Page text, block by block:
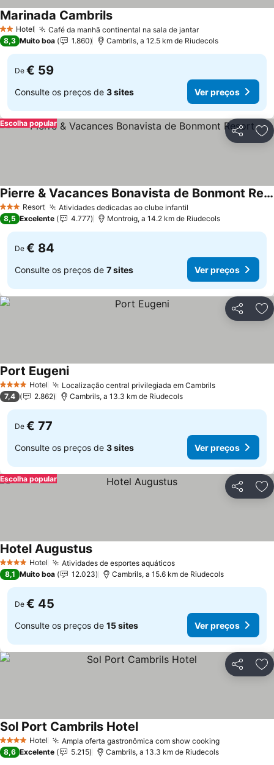
2 Estrelas
Hotel Café da manhã continental na sala de jantarVer preços
Marinada CambrilsVer preços
8,3 Muito boa 1.860 Cambrils, a 12.5 km de Riudecols
De € 59
Consulte os preços de 3 sites Ver preços
Partilhar
Escolha popular
3 EstrelasResort Atividades dedicadas ao clube infantil
Pierre & Vacances Bonavista de Bonmont Resort
Ver preços
8,5 Excelente 4.777 Montroig, a 14.2 km de Riudecols
De € 84
Consulte os preços de 7 sites Ver preços
Partilhar
4 EstrelasHotel Localização central privilegiada em CambrilsVer preços
Port EugeniVer preços
7,4 2.862 Cambrils, a 13.3 km de Riudecols
De € 77
Consulte os preços de 3 sites Ver preços
Partilhar
Escolha popular
4 EstrelasHotel Atividades de esportes aquáticosVer preços
Hotel AugustusVer preços
8,1 Muito boa 12.023 Cambrils, a 15.6 km de Riudecols
De € 45
Consulte os preços de 15 sites Ver preços
Partilhar
4 EstrelasHotel Ampla oferta gastronômica com show cookingVer preços
Sol Port Cambrils HotelVer preços
8,6 Excelente 5.215 Cambrils, a 13.3 km de Riudecols